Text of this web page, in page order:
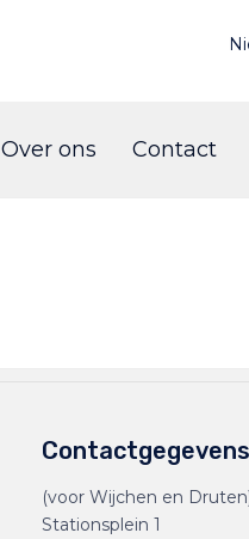
Over ons Contact
Contactgegevens
(voor Wijchen en
Stationsplein 1